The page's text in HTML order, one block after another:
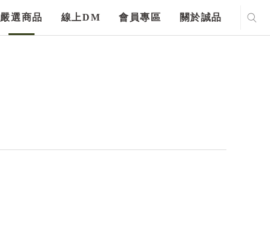
嚴選商品 線上DM 會員專區 關於誠品